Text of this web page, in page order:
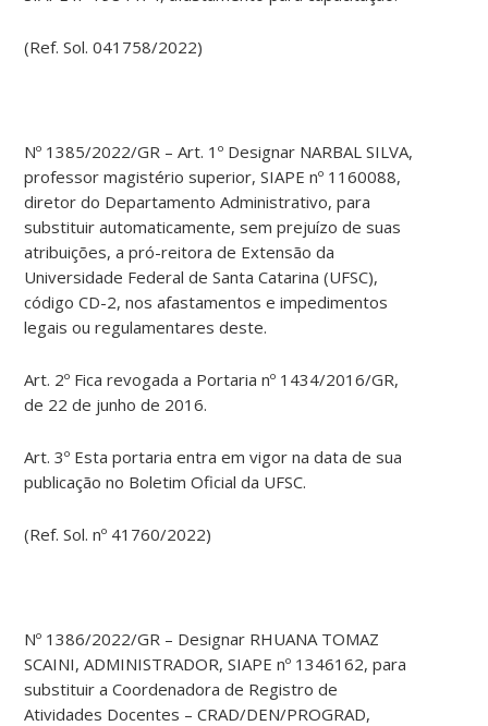
(Ref. Sol. 041758/2022)
Nº 1385/2022/GR – Art. 1º Designar NARBAL SILVA,
professor magistério superior, SIAPE nº 1160088,
diretor do Departamento Administrativo, para
substituir automaticamente, sem prejuízo de suas
atribuições, a pró-reitora de Extensão da
Universidade Federal de Santa Catarina (UFSC),
código CD-2, nos afastamentos e impedimentos
legais ou regulamentares deste.
Art. 2º Fica revogada a Portaria nº 1434/2016/GR,
de 22 de junho de 2016.
Art. 3º Esta portaria entra em vigor na data de sua
publicação no Boletim Oficial da UFSC.
(Ref. Sol. nº 41760/2022)
Nº 1386/2022/GR – Designar RHUANA TOMAZ
SCAINI, ADMINISTRADOR, SIAPE nº 1346162, para
substituir a Coordenadora de Registro de
Atividades Docentes – CRAD/DEN/PROGRAD,